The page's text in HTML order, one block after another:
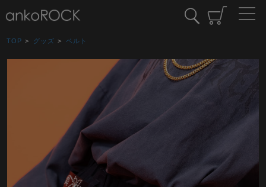
TOP > グッズ > ベルト